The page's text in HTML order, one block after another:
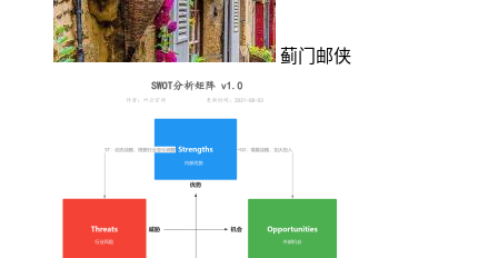
蓟门邮侠